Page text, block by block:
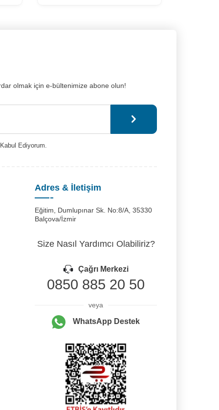
olmak için e-bültenimize abone olun!
Ediyorum.
Adres & İletişim
Eğitim, Dumlupınar Sk. No:8/A, 35330
Balçova/İzmir
Size Nasıl Yardımcı Olabiliriz?
Çağrı Merkezi
0850 885 20 50
veya
WhatsApp Destek